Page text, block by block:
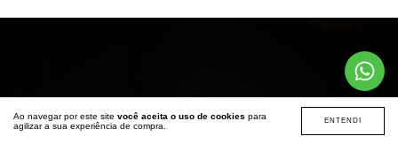
Ao navegar por este site você aceita o uso de cookies para
agilizar a sua experiência de compra.
ENTENDI